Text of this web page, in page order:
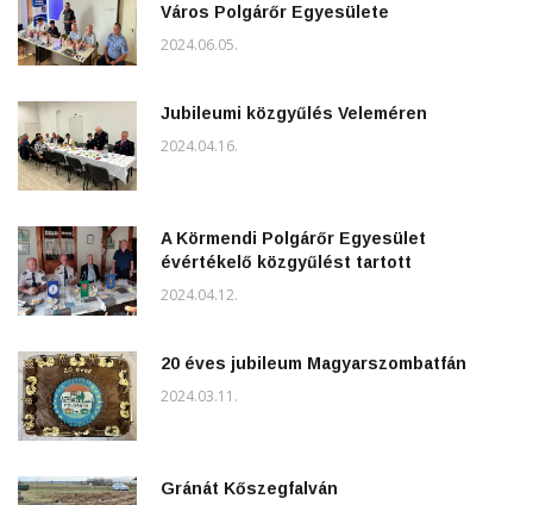
Város Polgárőr Egyesülete
2024.06.05.
Jubileumi közgyűlés Veleméren
2024.04.16.
A Körmendi Polgárőr Egyesület
évértékelő közgyűlést tartott
2024.04.12.
20 éves jubileum Magyarszombatfán
2024.03.11.
Gránát Kőszegfalván